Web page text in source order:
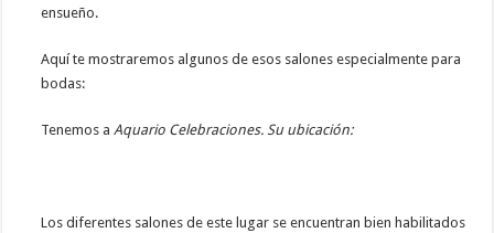
ensueño.
Aquí te mostraremos algunos de esos salones especialmente para
bodas:
Tenemos aAquario Celebraciones. Su ubicación:
Los diferentes salones de este lugar se encuentran bien habilitados